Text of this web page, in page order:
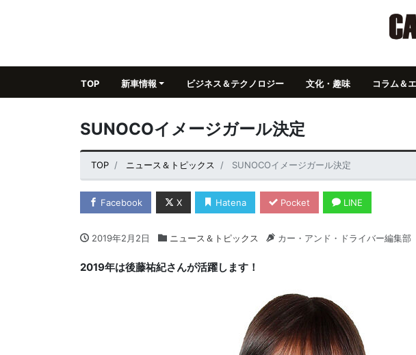
TOP 新車情報 ビジネス＆テクノロジー 文化・趣味 コラム＆
SUNOCOイメージガール決定
TOP ニュース＆トピックス SUNOCOイメージガール決定
Facebook X Hatena Pocket LINE
2019年2月2日 ニュース＆トピックス カー・アンド・ドライバー編集部
2019年は後藤祐紀さんが活躍します！